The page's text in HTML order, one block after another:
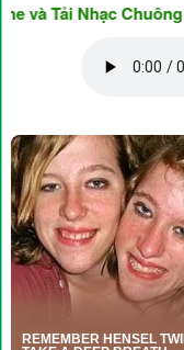
Tải Nhạc Chuông Vui